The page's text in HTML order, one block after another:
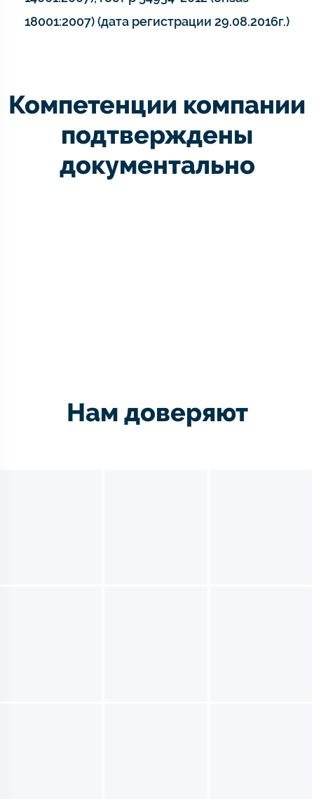
18001:2007) (дата регистрации 29.08.2016г.)
Компетенции компании
подтверждены
документально
Нам доверяют